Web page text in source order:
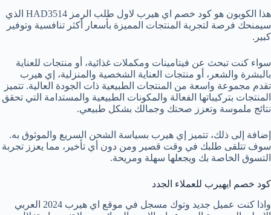
هذا الكوبون هو كود خصم اي هيرب لاول طلب الرمز HAD3514 الذي
سيمنحك فرصة لتجربة المنتجات المميزة بأسعار أكثر تنافسية وتوفير
كبير.
سواء كنت تبحث عن فيتامينات ومكملات غذائية، أو منتجات للعناية
بالبشرة والشعر، أو منتجات العناية الشخصية والمنزلية، إي هيرب
تقدم مجموعة واسعة من المنتجات الطبيعية ذات الجودة العالية. تتميز
المنتجات بتركيباتها الفعالة والمكونات الطبيعية والمستدامة التي تحقق
نتائج ملموسة وتعزز صحتك وجمالك بشكل طبيعي.
إضافة إلى ذلك، تتميز إي هيرب بسياسة الشحن السريع والموثوق به.
سوف تتلقى طلبك في وقت قصير ومن دون أي تأخير، مما يعزز تجربة
التسوق الخاصة بك ويجعلها سهلة ومريحة.
كود خصم ايهيرب للعملاء الجدد
واذا كنت عميل جديد وتوك مسجل في موقع اي هيرب 2024 العربي